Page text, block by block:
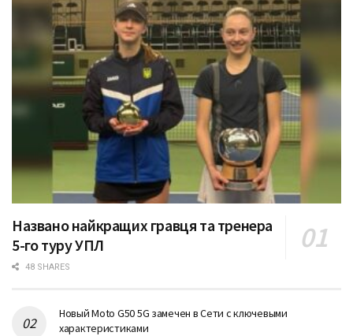
Названо найкращих гравця та тренера
5-го туру УПЛ
48 SHARES
Новый Moto G50 5G замечен в Сети с ключевыми
характеристиками